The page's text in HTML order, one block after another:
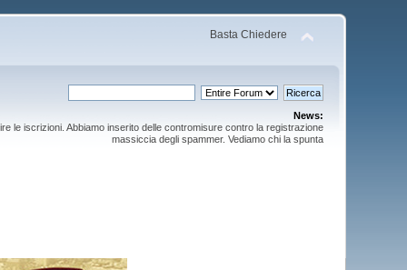
Basta Chiedere
News:
le iscrizioni. Abbiamo inserito delle contromisure contro la registrazione
massiccia degli spammer. Vediamo chi la spunta